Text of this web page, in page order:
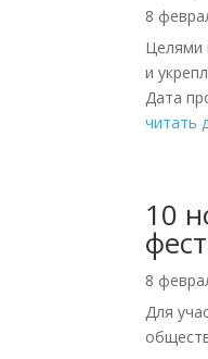
8
Целями
и
Дата
читать
10
8
Для